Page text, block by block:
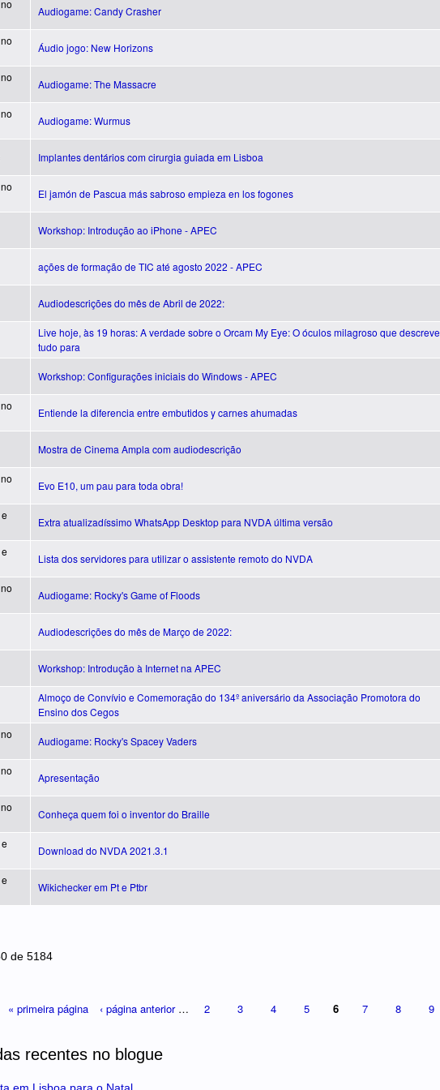
Audiogame: Candy Crasher
Áudio jogo: New Horizons
Audiogame: The Massacre
Audiogame: Wurmus
Implantes dentários com cirurgia guiada em Lisboa
El jamón de Pascua más sabroso empieza en los fogones
Workshop: Introdução ao iPhone - APEC
ações de formação de TIC até agosto 2022 - APEC
Audiodescrições do mês de Abril de 2022:
Live hoje, às 19 horas: A verdade sobre o Orcam My Eye: O óculos milagroso que descreve
tudo para
Workshop: Configurações iniciais do Windows - APEC
Entiende la diferencia entre embutidos y carnes ahumadas
Mostra de Cinema Ampla com audiodescrição
Evo E10, um pau para toda obra!
Extra atualizadíssimo WhatsApp Desktop para NVDA última versão
Lista dos servidores para utilizar o assistente remoto do NVDA
Audiogame: Rocky's Game of Floods
Audiodescrições do mês de Março de 2022:
Workshop: Introdução à Internet na APEC
Almoço de Convívio e Comemoração do 134º aniversário da Associação Promotora do
Ensino dos Cegos
Audiogame: Rocky's Spacey Vaders
Apresentação
Conheça quem foi o inventor do Braille
Download do NVDA 2021.3.1
Wikichecker em Pt e Ptbr
de 5184
« primeira página ‹ página anterior … 2 3 4 5 6 7 8 9
recentes no blogue